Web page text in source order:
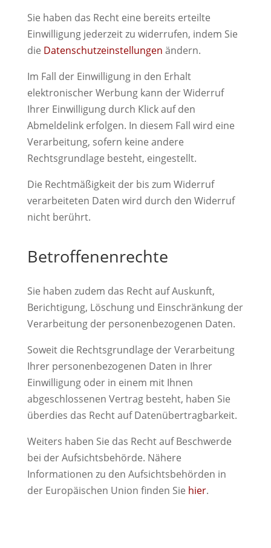
Sie haben das Recht eine bereits erteilte
Einwilligung jederzeit zu widerrufen, indem Sie
die Datenschutzeinstellungen ändern.
Im Fall der Einwilligung in den Erhalt
elektronischer Werbung kann der Widerruf
Ihrer Einwilligung durch Klick auf den
Abmeldelink erfolgen. In diesem Fall wird eine
Verarbeitung, sofern keine andere
Rechtsgrundlage besteht, eingestellt.
Die Rechtmäßigkeit der bis zum Widerruf
verarbeiteten Daten wird durch den Widerruf
nicht berührt.
Betroffenenrechte
Sie haben zudem das Recht auf Auskunft,
Berichtigung, Löschung und Einschränkung der
Verarbeitung der personenbezogenen Daten.
Soweit die Rechtsgrundlage der Verarbeitung
Ihrer personenbezogenen Daten in Ihrer
Einwilligung oder in einem mit Ihnen
abgeschlossenen Vertrag besteht, haben Sie
überdies das Recht auf Datenübertragbarkeit.
Weiters haben Sie das Recht auf Beschwerde
bei der Aufsichtsbehörde. Nähere
Informationen zu den Aufsichtsbehörden in
der Europäischen Union finden Sie hier.